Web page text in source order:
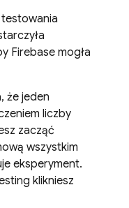
Firebase mogła
że jeden
liczby
zacząć
wszystkim
eksperyment.
klikniesz